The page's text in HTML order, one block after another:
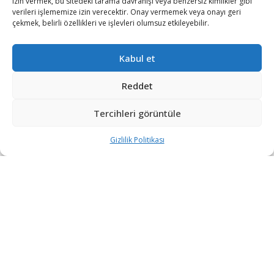
verileri işlememize izin verecektir. Onay vermemek veya onayı geri
çekmek, belirli özellikleri ve işlevleri olumsuz etkileyebilir.
Kabul et
Reddet
Tercihleri görüntüle
Gizlilik Politikası